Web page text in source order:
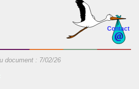
Contact
document : 7/02/26